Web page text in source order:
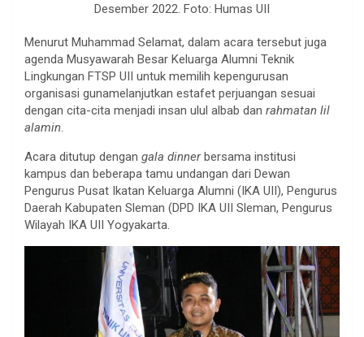
Desember 2022. Foto: Humas UII
Menurut Muhammad Selamat, dalam acara tersebut juga
agenda Musyawarah Besar Keluarga Alumni Teknik
Lingkungan FTSP UII untuk memilih kepengurusan
organisasi gunamelanjutkan estafet perjuangan sesuai
dengan cita-cita menjadi insan ulul albab dan rahmatan lil
alamin.
Acara ditutup dengan gala dinnerbersama institusi
kampus dan beberapa tamu undangan dari Dewan
Pengurus Pusat Ikatan Keluarga Alumni (IKA UII), Pengurus
Daerah Kabupaten Sleman (DPD IKA UII Sleman, Pengurus
Wilayah IKA UII Yogyakarta.